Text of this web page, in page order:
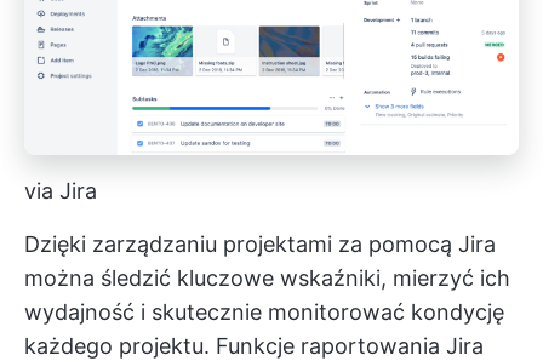
via Jira
Dzięki zarządzaniu projektami za pomocą Jira
można śledzić kluczowe wskaźniki, mierzyć ich
wydajność i skutecznie monitorować kondycję
każdego projektu. Funkcje raportowania Jira